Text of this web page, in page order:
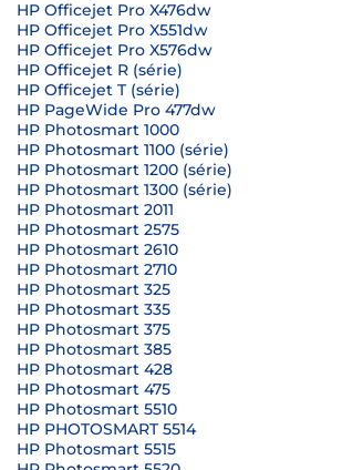
HP Officejet Pro X476dw
HP Officejet Pro X551dw
HP Officejet Pro X576dw
HP Officejet R (série)
HP Officejet T (série)
HP PageWide Pro 477dw
HP Photosmart 1000
HP Photosmart 1100 (série)
HP Photosmart 1200 (série)
HP Photosmart 1300 (série)
HP Photosmart 2011
HP Photosmart 2575
HP Photosmart 2610
HP Photosmart 2710
HP Photosmart 325
HP Photosmart 335
HP Photosmart 375
HP Photosmart 385
HP Photosmart 428
HP Photosmart 475
HP Photosmart 5510
HP PHOTOSMART 5514
HP Photosmart 5515